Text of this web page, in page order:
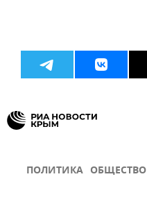
ПОЛИТИКА ОБЩЕСТВО